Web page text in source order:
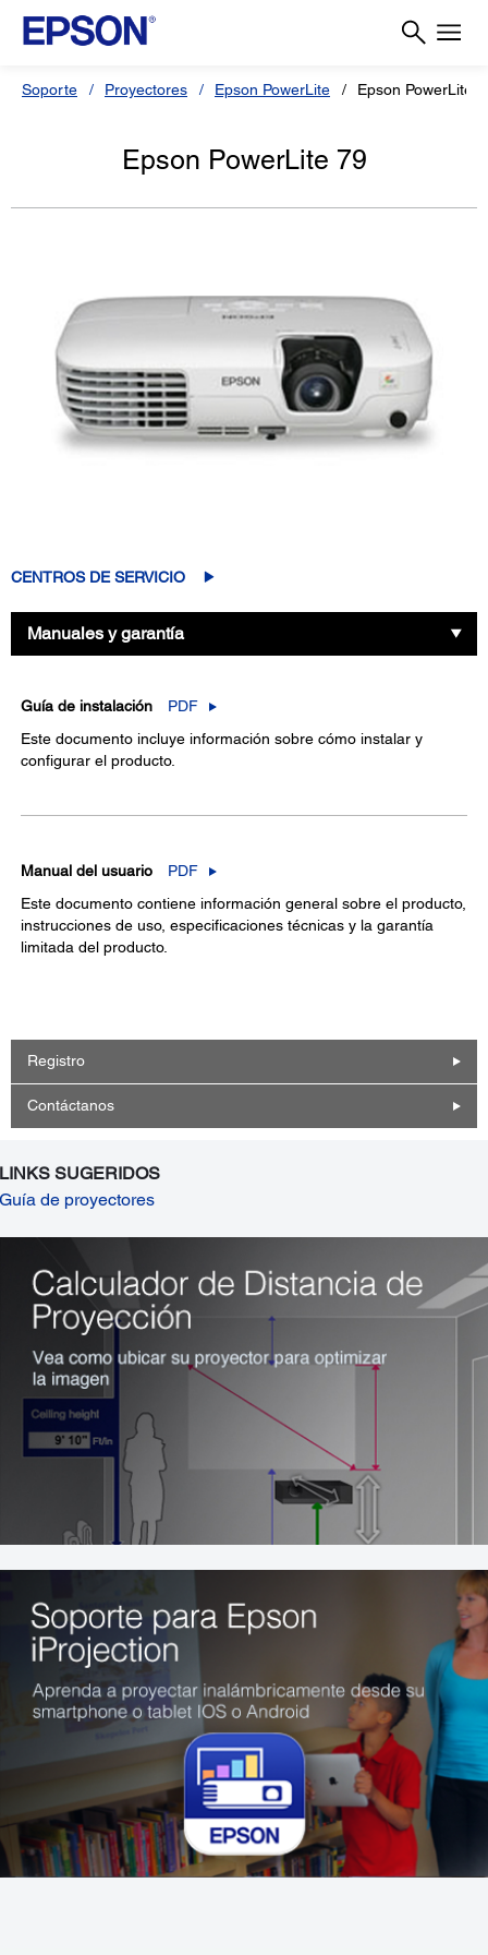
Soporte Proyectores Epson PowerLite Epson PowerLite
Epson PowerLite 79
CENTROS DE SERVICIO
Manuales y garantía
Guía de instalación
PDF
Este documento incluye información sobre cómo instalar y
configurar el producto.
Manual del usuario
PDF
Este documento contiene información general sobre el producto,
instrucciones de uso, especificaciones técnicas y la garantía
limitada del producto.
Registro
Contáctanos
LINKS SUGERIDOS
Guía de proyectores